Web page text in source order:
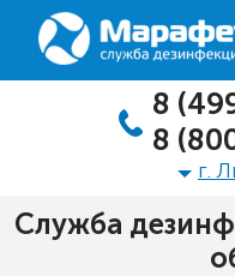
8
8
г.
Служба